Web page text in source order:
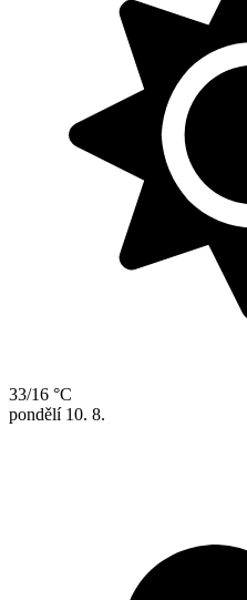
33/16 °C
pondělí 10. 8.